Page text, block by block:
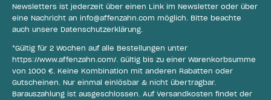
Newsletters ist jederzeit über einen Link im Newsletter oder über
eine Nachricht an info@affenzahn.com möglich. Bitte beachte
auch unsere Datenschutzerklärung.
*Gültig für 2 Wochen auf alle Bestellungen unter
https://www.affenzahn.com/. Gültig bis zu einer Warenkorbsumme
von 1000 €. Keine Kombination mit anderen Rabatten oder
Gutscheinen. Nur einmal einlösbar & nicht übertragbar.
Barauszahlung ist ausgeschlossen. Auf Versandkosten findet der